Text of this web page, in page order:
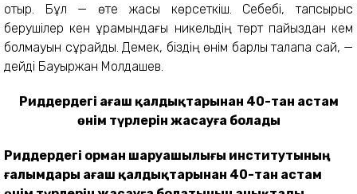
отыр. Бұл — өте жақсы көрсеткіш. Себебі, тапсырыс
берушілер кен құрамындағы никельдің төрт пайыздан кем
болмауын сұрайды. Демек, біздің өнім барлық талапқа сай, —
дейді Бауыржан Молдашев.
Риддердегі ағаш қалдықтарынан 40-тан астам
өнім түрлерін жасауға болады
Риддердегі орман шаруашылығы институтының
ғалымдары ағаш қалдықтарынан 40-тан астам